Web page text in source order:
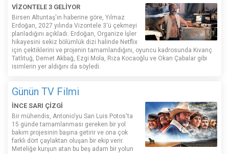
VİZONTELE 3 GELİYOR
Birsen Altuntaş'ın haberine göre, Yılmaz
Erdoğan, 2027 yılında Vizontele 3'ü çekmeyi
planladığını açıkladı. Erdoğan, Organize İşler
hikayesini sekiz bölümlük dizi halinde Netflix
için çektiklerini ve projenin tamamlandığını, oyuncu kadrosunda Kıvanç
Tatlıtuğ, Demet Akbağ, Ezgi Mola, Rıza Kocaoğlu ve Okan Çabalar gibi
isimlerin yer aldığını da söyledi.
Günün TV Filmi
İNCE SARI ÇİZGİ
Bir mühendis, Antonio'yu San Luis Potos'ta
15 günde tamamlanması gereken bir yol
bakım projesinin başına getirir ve ona çok
farklı dört çaylaktan oluşan bir ekip verir.
Meteliğe kurşun atan bu beş adam bir yolun